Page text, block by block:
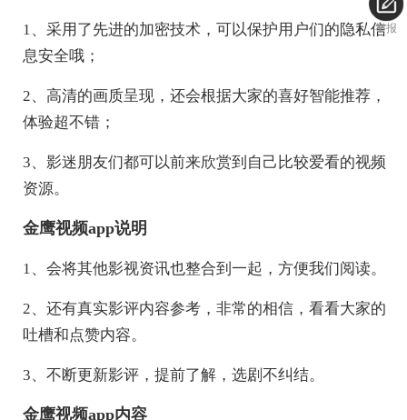
1、采用了先进的加密技术，可以保护用户们的隐私信
息安全哦；
2、高清的画质呈现，还会根据大家的喜好智能推荐，
体验超不错；
3、影迷朋友们都可以前来欣赏到自己比较爱看的视频
资源。
金鹰视频app说明
1、会将其他影视资讯也整合到一起，方便我们阅读。
2、还有真实影评内容参考，非常的相信，看看大家的
吐槽和点赞内容。
3、不断更新影评，提前了解，选剧不纠结。
金鹰视频app内容
举报